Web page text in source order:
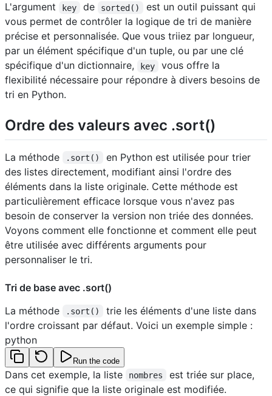
L'argument
key de sorted()
est un outil puissant qui
vous permet de contrôler la logique de tri de manière
précise et personnalisée. Que vous triiez par longueur,
par un élément spécifique d'un tuple, ou par une clé
spécifique d'un dictionnaire,
key
vous offre la
flexibilité nécessaire pour répondre à divers besoins de
tri en Python.
Ordre des valeurs avec .sort()
La méthode .sort()
en Python est utilisée pour trier
des listes directement, modifiant ainsi l'ordre des
éléments dans la liste originale. Cette méthode est
particulièrement efficace lorsque vous n'avez pas
besoin de conserver la version non triée des données.
Voyons comment elle fonctionne et comment elle peut
être utilisée avec différents arguments pour
personnaliser le tri.
Tri de base avec .sort()
La méthode
.sort()
trie les éléments d'une liste dans
l'ordre croissant par défaut. Voici un exemple simple :
python
Run the code
Dans cet exemple, la liste nombres
est triée sur place,
ce qui signifie que la liste originale est modifiée.